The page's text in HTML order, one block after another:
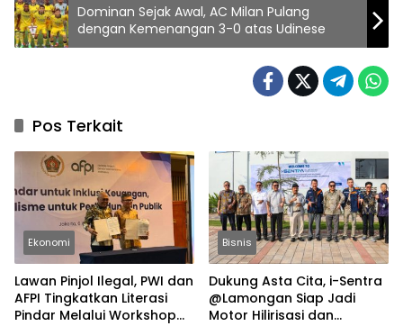
Dominan Sejak Awal, AC Milan Pulang
dengan Kemenangan 3-0 atas Udinese
Pos Terkait
Ekonomi
Lawan Pinjol Ilegal, PWI dan
AFPI Tingkatkan Literasi
Pindar Melalui Workshop
Bisnis
Dukung Asta Cita, i-Sentra
@Lamongan Siap Jadi
Motor Hilirisasi dan